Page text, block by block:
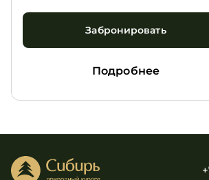
Забронировать
Подробнее